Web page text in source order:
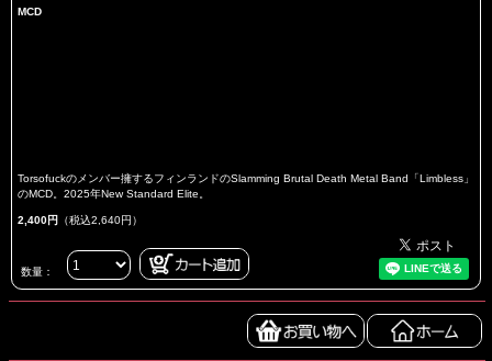
MCD
Torsofuckのメンバー擁するフィンランドのSlamming Brutal Death Metal Band「Limbless」
のMCD。2025年New Standard Elite。
2,400円 （税込2,640円）
数量：